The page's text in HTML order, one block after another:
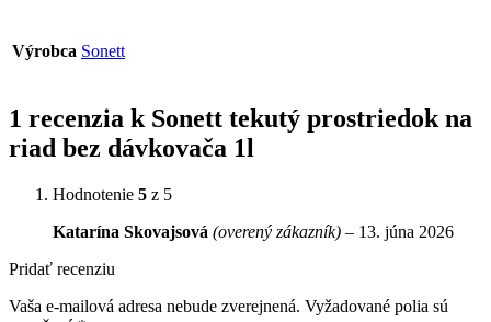
Výrobca Sonett
1 recenzia k Sonett tekutý prostriedok na
riad bez dávkovača 1l
Hodnotenie 5 z 5
Katarína Skovajsová (overený zákazník) – 13. júna 2026
Pridať recenziu
Vaša e-mailová adresa nebude zverejnená. Vyžadované polia sú